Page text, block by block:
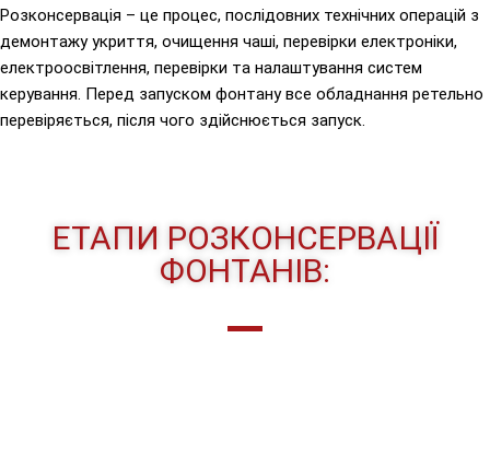
Розконсервація – це процес, послідовних технічних операцій з
демонтажу укриття, очищення чаші, перевірки електроніки,
електроосвітлення, перевірки та налаштування систем
керування. Перед запуском фонтану все обладнання ретельно
перевіряється, після чого здійснюється запуск.
ЕТАПИ РОЗКОНСЕРВАЦІЇ
ФОНТАНІВ: